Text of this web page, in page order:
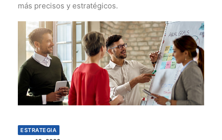
más precisos y estratégicos.
ESTRATEGIA